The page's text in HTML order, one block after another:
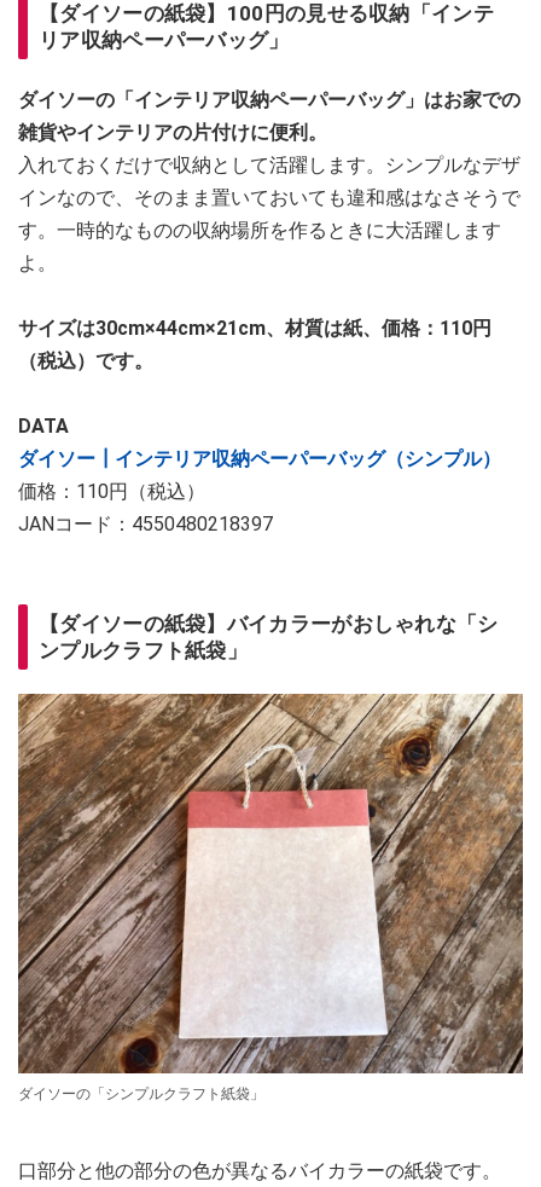
【ダイソーの紙袋】100円の見せる収納「インテ
リア収納ペーパーバッグ」
ダイソーの「インテリア収納ペーパーバッグ」はお家での
雑貨やインテリアの片付けに便利。
入れておくだけで収納として活躍します。シンプルなデザ
インなので、そのまま置いておいても違和感はなさそうで
す。一時的なものの収納場所を作るときに大活躍します
よ。
サイズは30cm×44cm×21cm、材質は紙、価格：110円
（税込）です。
DATA
ダイソー┃インテリア収納ペーパーバッグ（シンプル）
価格：110円（税込）
JANコード：4550480218397
【ダイソーの紙袋】バイカラーがおしゃれな「シ
ンプルクラフト紙袋」
ダイソーの「シンプルクラフト紙袋」
口部分と他の部分の色が異なるバイカラーの紙袋です。